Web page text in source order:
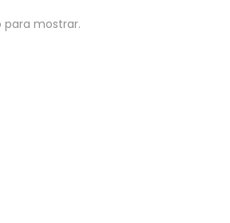
mostrar.